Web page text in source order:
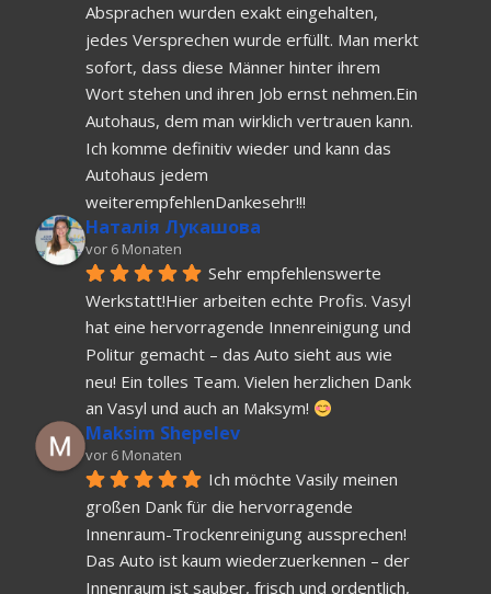
Absprachen wurden exakt eingehalten,
jedes Versprechen wurde erfüllt. Man merkt
sofort, dass diese Männer hinter ihrem
Wort stehen und ihren Job ernst nehmen.Ein
Autohaus, dem man wirklich vertrauen kann.
Ich komme definitiv wieder und kann das
Autohaus jedem
weiterempfehlenDankesehr!!!
Наталія Лукашова
vor 6 Monaten
Sehr empfehlenswerte
Werkstatt!Hier arbeiten echte Profis. Vasyl
hat eine hervorragende Innenreinigung und
Politur gemacht – das Auto sieht aus wie
neu! Ein tolles Team. Vielen herzlichen Dank
an Vasyl und auch an Maksym!
Maksim Shepelev
vor 6 Monaten
Ich möchte Vasily meinen
großen Dank für die hervorragende
Innenraum-Trockenreinigung aussprechen!
Das Auto ist kaum wiederzuerkennen – der
Innenraum ist sauber, frisch und ordentlich,